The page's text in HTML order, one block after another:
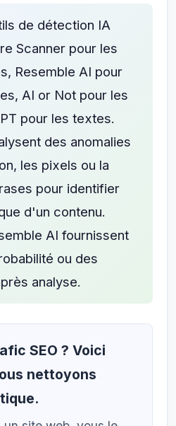
de détection IA
Scanner pour les
Resemble AI pour
AI or Not pour les
pour les textes.
des anomalies
les pixels ou la
pour identifier
d'un contenu.
AI fournissent
ou des
analyse.
SEO ? Voici
nettoyons